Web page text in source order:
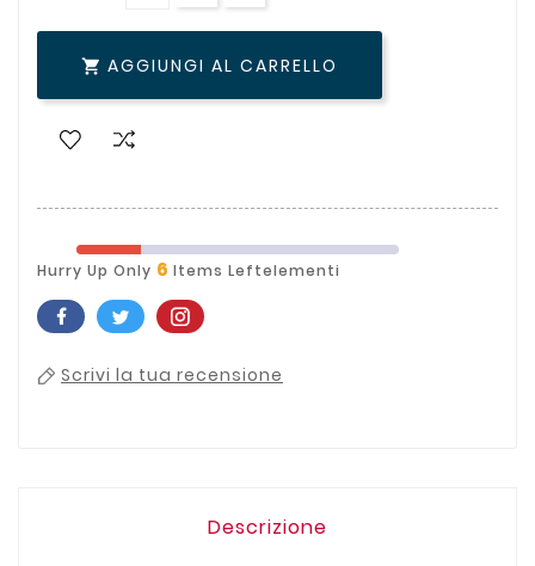
 AGGIUNGI AL CARRELLO
Hurry Up Only 6 Items Leftelementi
Scrivi la tua recensione
Descrizione